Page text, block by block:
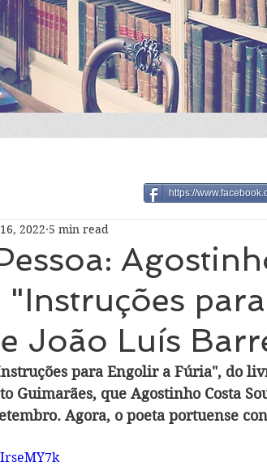
"Instruções
João Luís
2022 5 min read
para Engolir a Fúria", do
Guimarães, que Agostinho Costa
Agora, o poeta portuense
https://